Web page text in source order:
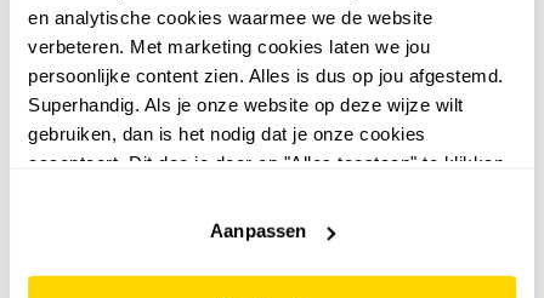
en analytische cookies waarmee we de website
verbeteren. Met marketing cookies laten we jou
persoonlijke content zien. Alles is dus op jou afgestemd.
Superhandig. Als je onze website op deze wijze wilt
gebruiken, dan is het nodig dat je onze cookies
accepteert. Dit doe je door op "Alles toestaan" te klikken.
website niet optimaal functioneert.
Aanpassen